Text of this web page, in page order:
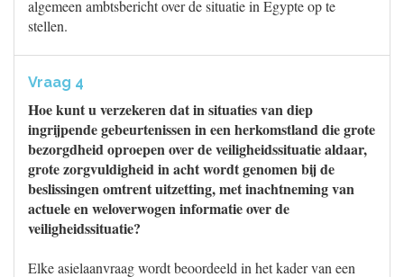
algemeen ambtsbericht over de situatie in Egypte op te
stellen.
Vraag 4
Hoe kunt u verzekeren dat in situaties van diep
ingrijpende gebeurtenissen in een herkomstland die grote
bezorgdheid oproepen over de veiligheidssituatie aldaar,
grote zorgvuldigheid in acht wordt genomen bij de
beslissingen omtrent uitzetting, met inachtneming van
actuele en weloverwogen informatie over de
veiligheidssituatie?
Elke asielaanvraag wordt beoordeeld in het kader van een